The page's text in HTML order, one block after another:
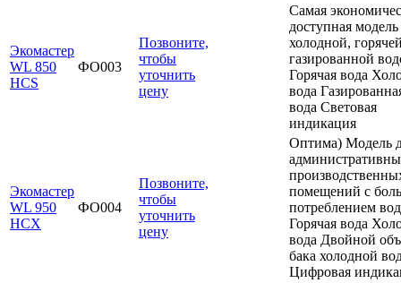
Экомастер
WL 850
HCS
ФО003
Позвоните,
чтобы
уточнить
цену
Самая
доступная модель
холодной,
газированной
Горячая вода
вода
вода Световая
индикация
Экомастер
WL 950
HCX
ФО004
Позвоните,
чтобы
уточнить
цену
Оптима) Модель
помещений с
потреблением
Горячая вода
вода Двойной
бака холодной
Цифровая